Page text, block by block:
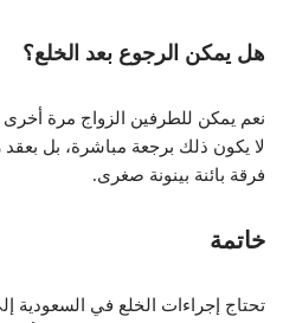
هل يمكن الرجوع بعد الخلع؟
نعم يمكن للطرفين الزواج مرة أخرى
لا يكون ذلك برجعة مباشرة، بل بعقد
فرقة بائنة بينونة صغرى.
خاتمة
تحتاج إجراءات الخلع في السعودية